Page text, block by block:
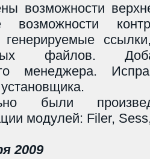
возможности
возможности
файлов.
менеджера.
были
модулей: Filer,
2009